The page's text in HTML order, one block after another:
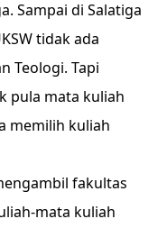
Sampai di Salatiga
tidak ada
Teologi. Tapi
pula mata kuliah
memilih kuliah
fakultas
mata kuliah